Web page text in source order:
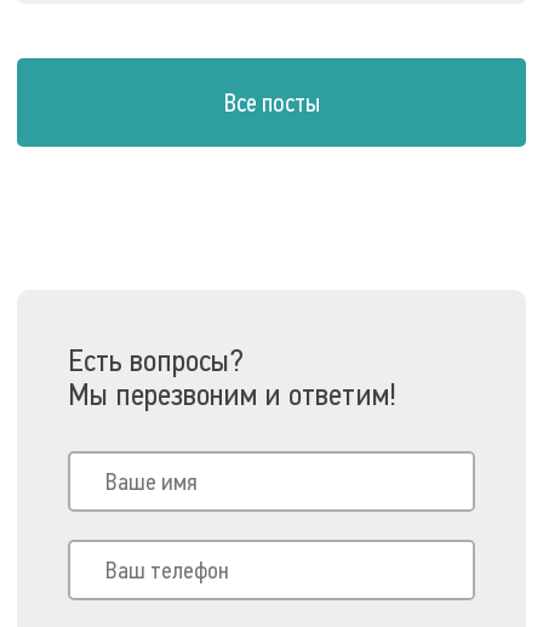
Все посты
Есть вопросы?
Мы перезвоним и ответим!